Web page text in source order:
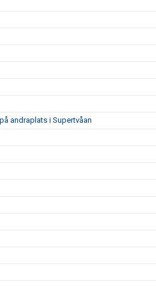
andraplats i Supertvåan